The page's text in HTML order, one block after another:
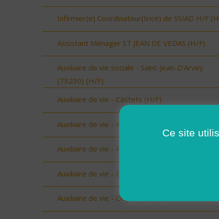
Infirmier(e) Coordinateur(trice) de SSIAD H/F
Assistant Ménager ST JEAN DE VEDAS (H/F)
Auxiliaire de vie sociale - Saint-Jean-D'Arvey
(73230) (H/F)
Auxiliaire de vie - Castets (H/F)
Auxiliaire de vie - Amou (H/F)
Auxiliaire de vie - Peyrehorade (H/F)
Auxiliaire de vie - Biscarrosse (H/F)
Auxiliaire de vie - Oeyreluy (H/F)
Ce site